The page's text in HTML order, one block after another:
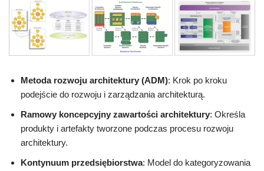
Metoda rozwoju architektury (ADM): Krok po kroku
podejście do rozwoju i zarządzania architekturą.
Ramowy koncepcyjny zawartości architektury: Określa
produkty i artefakty tworzone podczas procesu rozwoju
architektury.
Kontynuum przedsiębiorstwa: Model do kategoryzowania